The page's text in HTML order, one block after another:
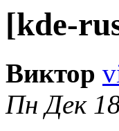
[kde-
Виктор
Пн Дек